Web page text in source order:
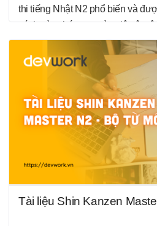
thi tiếng Nhật N2 phổ biến và
sách này chú trọng vào việc ôn
một gói ngữ pháp đa dạng để
thức ngữ pháp tiếng Nhật. Dưới
ngữ pháp trong Shin Kanzen
Tài liệu Shin Kanzen